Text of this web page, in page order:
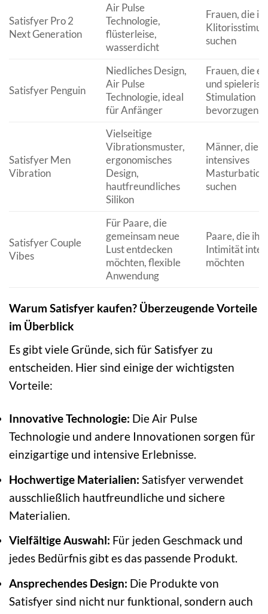
Satisfyer Pro 2
Next Generation
Air Pulse
Technologie,
flüsterleise,
wasserdicht
Frauen, die
suchen
Satisfyer Penguin
Niedliches Design,
Air Pulse
Technologie, ideal
für Anfänger
Frauen, die
und
Stimulation
bevorzugen
Satisfyer Men
Vibration
Vielseitige
Vibrationsmuster,
ergonomisches
Design,
hautfreundliches
Silikon
Männer, die
intensives
suchen
Satisfyer Couple
Vibes
Für Paare, die
gemeinsam neue
Lust entdecken
möchten, flexible
Anwendung
Paare, die
Intimität
möchten
Warum Satisfyer kaufen? Überzeugende Vorteile
im Überblick
Es gibt viele Gründe, sich für Satisfyer zu
entscheiden. Hier sind einige der wichtigsten
Vorteile:
Innovative Technologie: Die Air Pulse
Technologie und andere Innovationen sorgen für
einzigartige und intensive Erlebnisse.
Hochwertige Materialien: Satisfyer verwendet
ausschließlich hautfreundliche und sichere
Materialien.
Vielfältige Auswahl: Für jeden Geschmack und
jedes Bedürfnis gibt es das passende Produkt.
Ansprechendes Design: Die Produkte von
Satisfyer sind nicht nur funktional, sondern auch